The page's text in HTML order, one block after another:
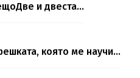
Две и двеста…
която ме научи…